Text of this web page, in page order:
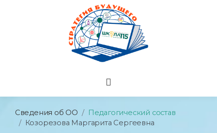
Сведения об ОО
Педагогический состав
Козорезова Маргарита Сергеевна